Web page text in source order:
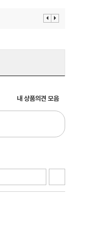
이 다
내 상품의견 모음